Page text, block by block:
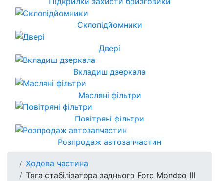
Склопідйомники
Двері
Вкладиш дзеркала
Масляні фільтри
Повітряні фільтри
Розпродаж автозапчастин
Ходова частина
Тяга стабілізатора заднього Ford Mondeo III